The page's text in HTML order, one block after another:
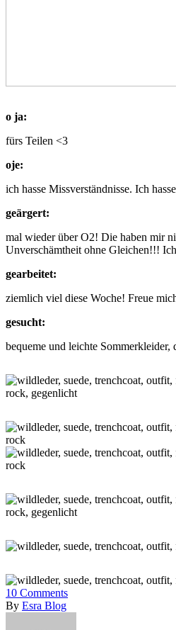
o ja:
fürs Teilen <3
oje:
ich hasse Missverständnisse. Ich
geärgert:
mal wieder über O2! Die haben mir
Unverschämtheit ohne Gleichen!!!
gearbeitet:
ziemlich viel diese Woche! Freue
gesucht:
bequeme und leichte
10 Comments
By Esra Blog